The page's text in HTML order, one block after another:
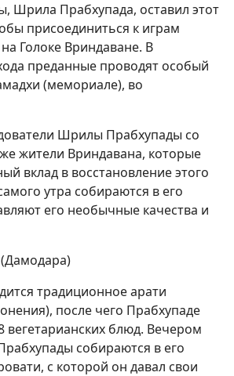
Шрила Прабхупада, оставил этот
присоединиться к играм
Голоке Вриндаване. В
преданные проводят особый
(мемориале), во
Шрилы Прабхупады со
жители Вриндавана, которые
вклад в восстановление этого
утра собираются в его
его необычные качества и
традиционное арати
после чего Прабхупаде
вегетарианских блюд. Вечером
собираются в его
с которой он давал свои